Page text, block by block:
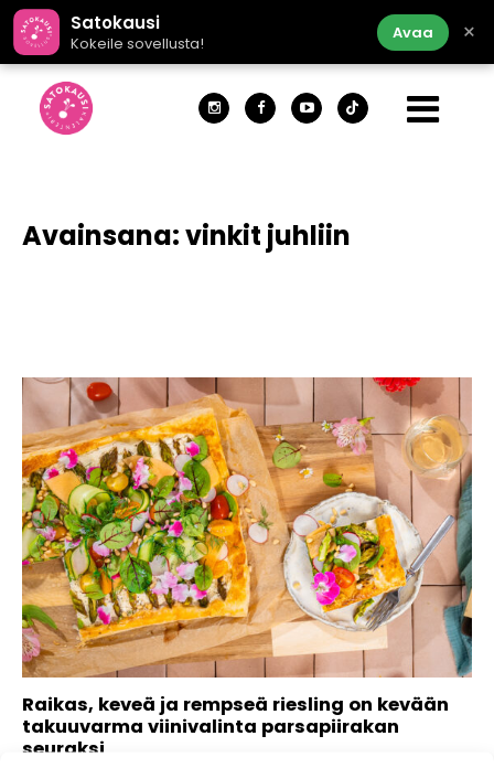
Satokausi
Kokeile sovellusta!
Avaa ×
Avainsana:vinkit juhliin
Raikas, keveä ja rempseä riesling on kevään
takuuvarma viinivalinta parsapiirakan
seuraksi